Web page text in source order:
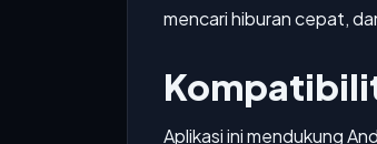
mencari hiburan cepat,
Aplikasi ini mendukung